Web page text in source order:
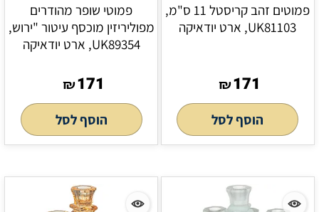
פמוטים זהב קריסטל 11 ס"מ,
UK81103, ארט יודאיקה
₪171
הוסף לסל
פמוטי שופר מהודרים
מפוליריזין מוכסף עיטור "ירוש,
UK89354, ארט יודאיקה
₪171
הוסף לסל